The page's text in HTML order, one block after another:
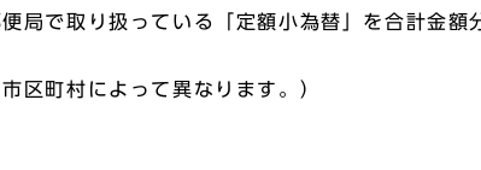
局で取り扱っている「定額小為替」を合計金
区町村によって異なります。）